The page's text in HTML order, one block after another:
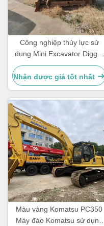
Công nghiệp thủy lực sử
dụng Mini Excavator Digger
Komatsu 70 6500 KG Heavy
Duty
Nhận được giá tốt nhất
Màu vàng Komatsu PC350
Máy đào Komatsu sử dụng